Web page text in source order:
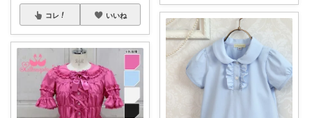
コレ いいね